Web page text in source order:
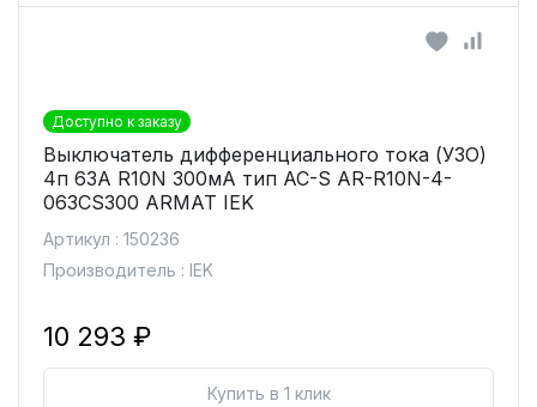
Доступно к заказу
Выключатель дифференциального тока (УЗО)
4п 63А R10N 300мА тип AC-S AR-R10N-4-
063CS300 ARMAT IEK
Артикул : 150236
Производитель : IEK
10 293 ₽
Купить в 1 клик